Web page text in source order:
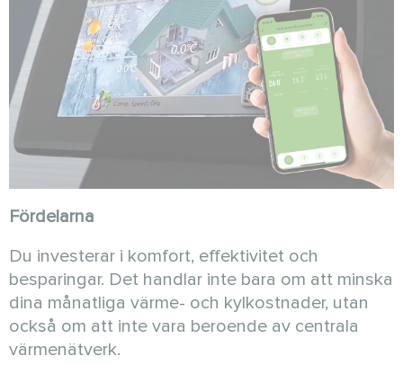
Fördelarna
Du investerar i komfort, effektivitet och
besparingar. Det handlar inte bara om att minska
dina månatliga värme- och kylkostnader, utan
också om att inte vara beroende av centrala
värmenätverk.